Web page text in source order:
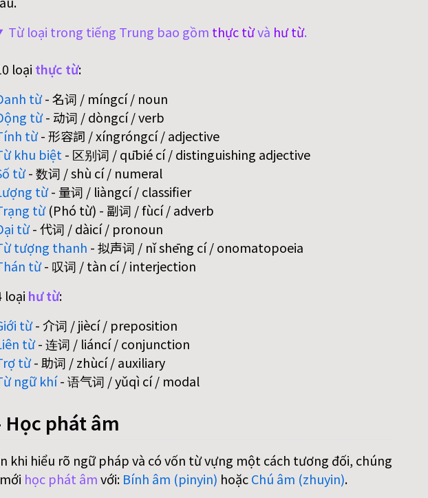
Từ loại trong tiếng Trung bao gồm thực từvà hư từ.
loại thực từ:
từ- 名词 / míngcí / noun
từ- 动词 / dòngcí / verb
từ- 形容詞 / xíngróngcí / adjective
khu biệt - 区别词 / qūbié cí / distinguishing adjective
từ- 数词 / shù cí / numeral
từ- 量词 / liàngcí / classifier
từ(Phó từ) - 副词 / fùcí / adverb
từ- 代词 / dàicí / pronoun
tượng thanh - 拟声词 / nǐ shēng cí / onomatopoeia
từ- 叹词 / tàn cí / interjection
loại hư từ:
từ- 介词 / jiècí / preposition
từ- 连词 / liáncí / conjunction
từ- 助词 / zhùcí / auxiliary
ngữ khí- 语气词 / yǔqì cí / modal
Học phát âm
khi hiểu rõ ngữ pháp và có vốn từ vựng một cách tương đối, chúng
học phát âmvới: Bính âm (pinyin) hoặcChú âm (zhuyin).